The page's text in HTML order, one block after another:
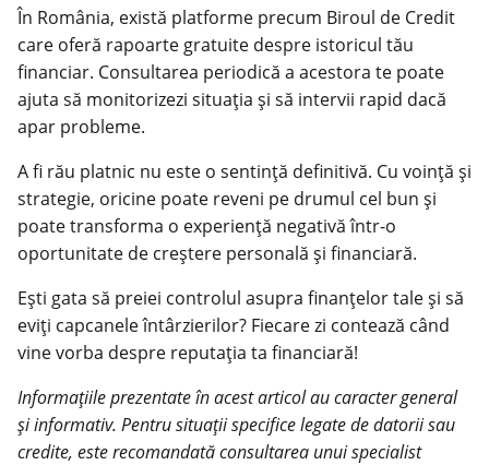
În România, există platforme precum Biroul de Credit
care oferă rapoarte gratuite despre istoricul tău
financiar. Consultarea periodică a acestora te poate
ajuta să monitorizezi situația și să intervii rapid dacă
apar probleme.
A fi rău platnic nu este o sentință definitivă. Cu voință și
strategie, oricine poate reveni pe drumul cel bun și
poate transforma o experiență negativă într-o
oportunitate de creștere personală și financiară.
Ești gata să preiei controlul asupra finanțelor tale și să
eviți capcanele întârzierilor? Fiecare zi contează când
vine vorba despre reputația ta financiară!
Informațiile prezentate în acest articol au caracter general
și informativ. Pentru situații specifice legate de datorii sau
credite, este recomandată consultarea unui specialist